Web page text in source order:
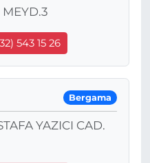
543 15 26
Bergama
YAZICI CAD.